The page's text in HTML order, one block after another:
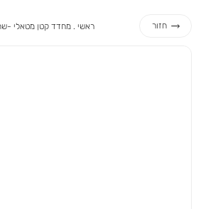
חזור ראשי ראשי
מחדד קטן מטאלי -